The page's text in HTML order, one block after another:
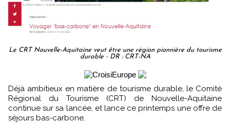
Le CRT Nouvelle-Aquitaine veut être une région pionnière du tourisme
durable - DR : CRT-NA
Déjà ambitieux en matière de tourisme durable, le Comité
Régional du Tourisme (CRT) de Nouvelle-Aquitaine
continue sur sa lancée, et lance ce printemps une offre de
séjours bas-carbone.